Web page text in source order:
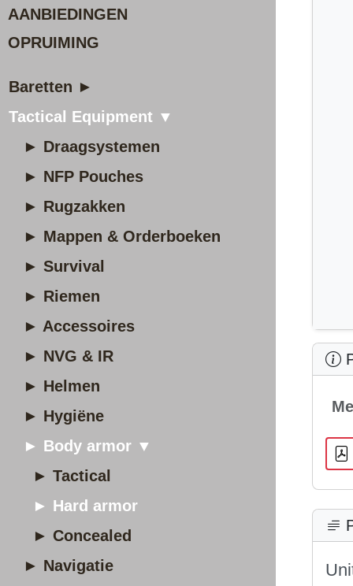
AANBIEDINGEN
OPRUIMING
Baretten ►
Tactical Equipment ▼
► Draagsystemen
► NFP Pouches
► Rugzakken
► Mappen & Orderboeken
► Survival
► Riemen
► Accessoires
► NVG & IR
► Helmen
► Hygiëne
► Body armor ▼
► Tactical
► Hard armor
► Concealed
► Navigatie